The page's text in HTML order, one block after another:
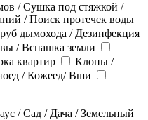
/ Сушка под стяжкой /
/ Поиск протечек воды
дымохода / Дезинфекция
/ Вспашка земли
квартир
Клопы /
/ Кожеед/ Вши
/ Сад / Дача / Земельный